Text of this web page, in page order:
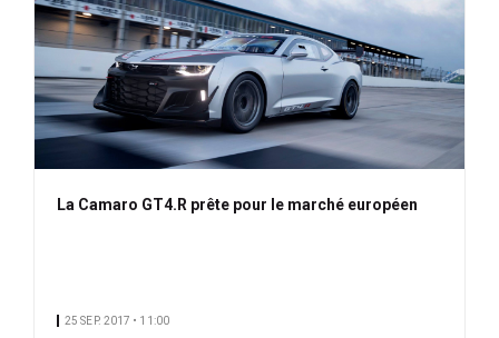
La Camaro GT4.R prête pour le marché européen
25 SEP. 2017 • 11:00